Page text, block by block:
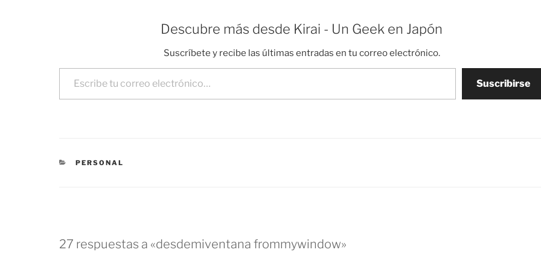
Descubre más desde Kirai - Un Geek en Japón
Suscríbete y recibe las últimas entradas en tu correo electrónico.
Escribe tu correo electrónico…
Suscribirse
CATEGORÍAS
PERSONAL
27 respuestas a «desdemiventana frommywindow»